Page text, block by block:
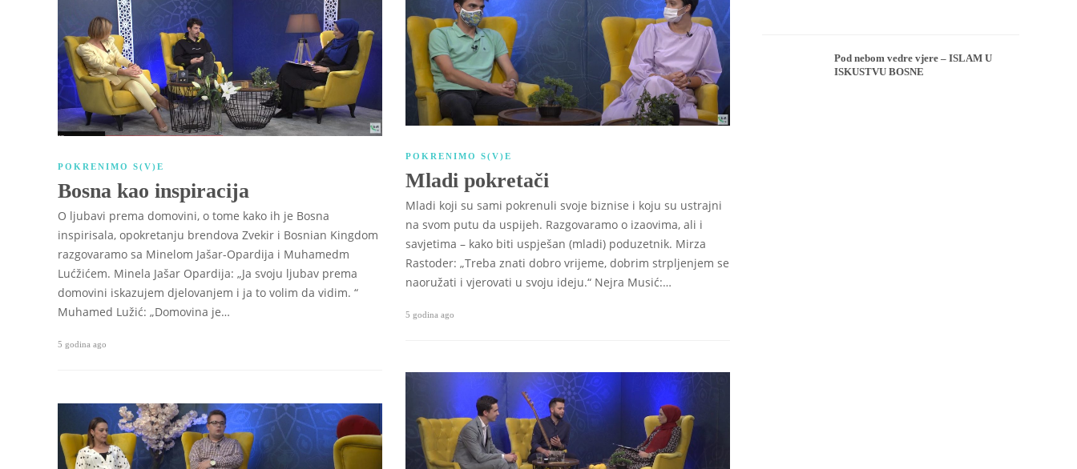
POKRENIMO S(V)E
Bosna kao inspiracija
O ljubavi prema domovini, o tome kako ih je Bosna
inspirisala, opokretanju brendova Zvekir i Bosnian Kingdom
razgovaramo sa Minelom Jašar-Opardija i Muhamedm
Lućžićem. Minela Jašar Opardija: „Ja svoju ljubav prema
domovini iskazujem djelovanjem i ja to volim da vidim. “
Muhamed Lužić: „Domovina je…
5 godina ago
POKRENIMO S(V)E
Mladi pokretači
Mladi koji su sami pokrenuli svoje biznise i koju su ustrajni
na svom putu da uspijeh. Razgovaramo o izaovima, ali i
savjetima – kako biti uspješan (mladi) poduzetnik. Mirza
Rastoder: „Treba znati dobro vrijeme, dobrim strpljenjem se
naoružati i vjerovati u svoju ideju.“ Nejra Musić:…
5 godina ago
Pod nebom vedre vjere – ISLAM U
ISKUSTVU BOSNE